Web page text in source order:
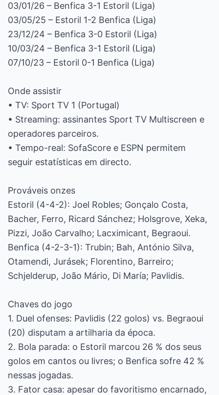
03/01/26 – Benfica 3-1 Estoril (Liga)
03/05/25 – Estoril 1-2 Benfica (Liga)
23/12/24 – Benfica 3-0 Estoril (Liga)
10/03/24 – Benfica 3-1 Estoril (Liga)
07/10/23 – Estoril 0-1 Benfica (Liga)
Onde assistir
• TV: Sport TV 1 (Portugal)
• Streaming: assinantes Sport TV Multiscreen e
operadores parceiros.
• Tempo-real: SofaScore e ESPN permitem
seguir estatísticas em directo.
Prováveis onzes
Estoril (4-4-2): Joel Robles; Gonçalo Costa,
Bacher, Ferro, Ricard Sánchez; Holsgrove, Xeka,
Pizzi, João Carvalho; Lacximicant, Begraoui.
Benfica (4-2-3-1): Trubin; Bah, António Silva,
Otamendi, Jurásek; Florentino, Barreiro;
Schjelderup, João Mário, Di María; Pavlidis.
Chaves do jogo
1. Duel ofenses: Pavlidis (22 golos) vs. Begraoui
(20) disputam a artilharia da época.
2. Bola parada: o Estoril marcou 26 % dos seus
golos em cantos ou livres; o Benfica sofre 42 %
nessas jogadas.
3. Fator casa: apesar do favoritismo encarnado,